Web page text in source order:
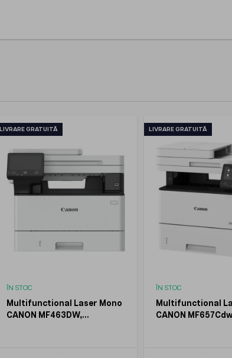
LIVRARE GRATUITĂ
ÎN STOC
Multifunctional Laser Mono
CANON MF463DW,
LIVRARE GRATUITĂ
ÎN STOC
Multifunctional
CANON